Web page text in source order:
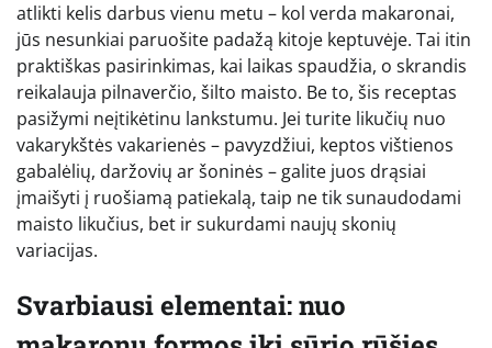
atlikti kelis darbus vienu metu – kol verda makaronai,
jūs nesunkiai paruošite padažą kitoje keptuvėje. Tai itin
praktiškas pasirinkimas, kai laikas spaudžia, o skrandis
reikalauja pilnaverčio, šilto maisto. Be to, šis receptas
pasižymi neįtikėtinu lankstumu. Jei turite likučių nuo
vakarykštės vakarienės – pavyzdžiui, keptos vištienos
gabalėlių, daržovių ar šoninės – galite juos drąsiai
įmaišyti į ruošiamą patiekalą, taip ne tik sunaudodami
maisto likučius, bet ir sukurdami naujų skonių
variacijas.
Svarbiausi elementai: nuo